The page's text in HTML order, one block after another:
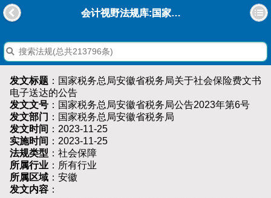
会计视野法规库:国家税务总局安徽省税务局关于社会保险费文书电子送达的公告
发文标题 ：国家税务总局安徽省税务局关于社会保险费文书
电子送达的公告
发文文号 ：国家税务总局安徽省税务局公告2023年第6号
发文部门 ：国家税务总局安徽省税务局
发文时间 ：2023-11-25
实施时间 ：2023-11-25
法规类型 ：社会保障
所属行业 ：所有行业
所属区域 ：安徽
发文内容 ：